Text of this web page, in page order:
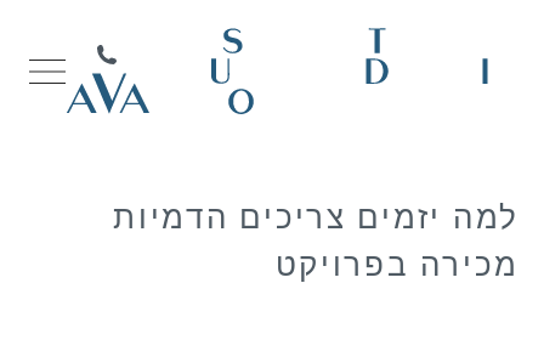
למה יזמים צריכים הדמיות
מכירה בפרויקט